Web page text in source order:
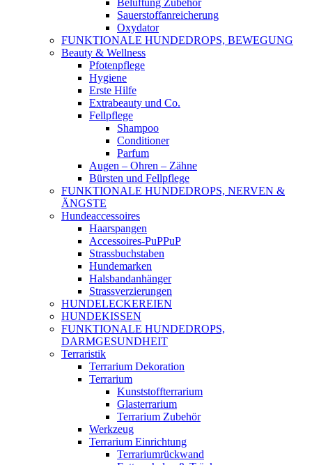
Belüftung Zubehör
Sauerstoffanreicherung
Oxydator
FUNKTIONALE HUNDEDROPS, BEWEGUNG
Beauty & Wellness
Pfotenpflege
Hygiene
Erste Hilfe
Extrabeauty und Co.
Fellpflege
Shampoo
Conditioner
Parfum
Augen – Ohren – Zähne
Bürsten und Fellpflege
FUNKTIONALE HUNDEDROPS, NERVEN &
ÄNGSTE
Hundeaccessoires
Haarspangen
Accessoires-PuPPuP
Strassbuchstaben
Hundemarken
Halsbandanhänger
Strassverzierungen
HUNDELECKEREIEN
HUNDEKISSEN
FUNKTIONALE HUNDEDROPS,
DARMGESUNDHEIT
Terraristik
Terrarium Dekoration
Terrarium
Kunststoffterrarium
Glasterrarium
Terrarium Zubehör
Werkzeug
Terrarium Einrichtung
Terrariumrückwand